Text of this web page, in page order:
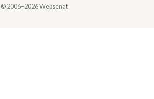
© 2006–2026 Websenat